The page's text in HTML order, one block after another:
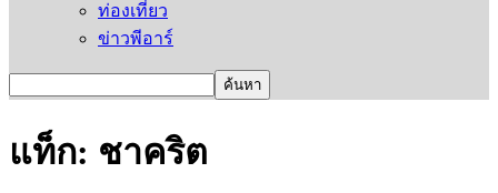
ท่องเที่ยว
ข่าวพีอาร์
แท็ก: ชาคริต